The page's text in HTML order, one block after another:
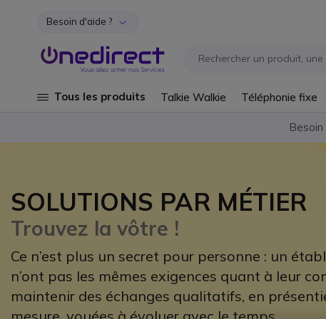
Aller au contenu
Besoin d'aide ?
Tous les produits Talkie Walkie Téléphonie fixe
Besoin
SOLUTIONS PAR MÉTIER
Trouvez la vôtre !
Ce n’est plus un secret pour personne : un
n’ont pas les mêmes exigences quant à leur
maintenir des échanges qualitatifs, en
mesure, vouées à évoluer avec le temps.